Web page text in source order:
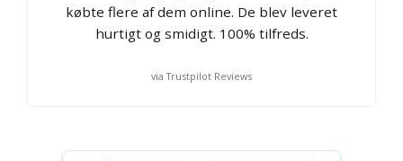
købte flere af dem online. De blev leveret
hurtigt og smidigt. 100% tilfreds.
via Trustpilot Reviews